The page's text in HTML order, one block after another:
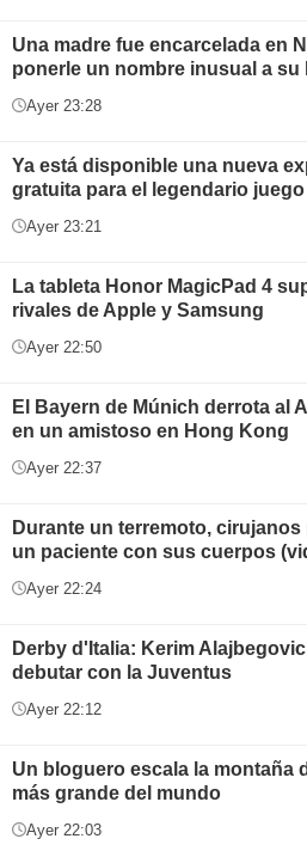
Una madre fue encarcelada en
ponerle un nombre inusual a su
Ayer 23:28
Ya está disponible una nueva
gratuita para el legendario
Ayer 23:21
La tableta Honor MagicPad 4
rivales de Apple y Samsung
Ayer 22:50
El Bayern de Múnich derrota al
en un amistoso en Hong Kong
Ayer 22:37
Durante un terremoto, cirujanos
un paciente con sus cuerpos
Ayer 22:24
Derby d'Italia: Kerim
debutar con la Juventus
Ayer 22:12
Un bloguero escala la montaña
más grande del mundo
Ayer 22:03